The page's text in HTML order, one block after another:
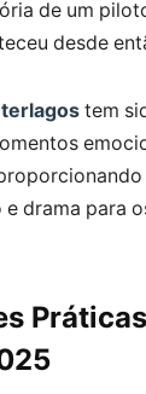
de um
desde
tem
drama para